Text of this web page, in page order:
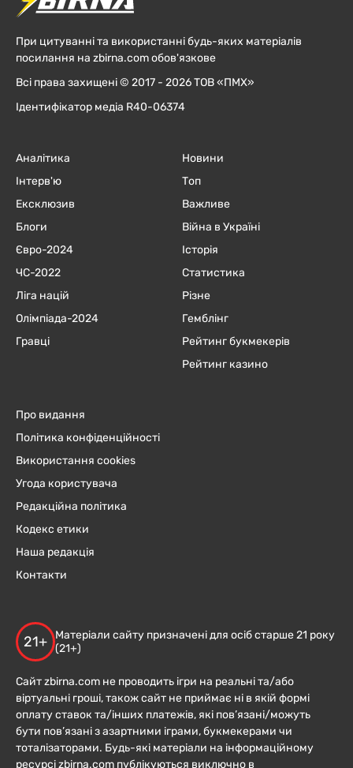
При цитуванні та використанні будь-яких матеріалів
посилання на zbirna.com обов'язкове
Всі права захищені © 2017 - 2026 ТОВ «ПМХ»
Ідентифікатор медіа R40-06374
Аналітика
Інтерв'ю
Ексклюзив
Блоги
Євро-2024
ЧC-2022
Ліга націй
Олімпіада-2024
Гравці
Новини
Топ
Важливе
Війна в Україні
Історія
Статистика
Різне
Гемблінг
Рейтинг букмекерів
Рейтинг казино
Про видання
Політика конфіденційності
Використання cookies
Угода користувача
Редакційна політика
Кодекс етики
Наша редакція
Контакти
21+
Матеріали сайту призначені для осіб старше 21 року
(21+)
Сайт zbirna.com не проводить ігри на реальні та/або
віртуальні гроші, також сайт не приймає ні в якій формі
оплату ставок та/інших платежів, які пов’язані/можуть
бути пов’язані з азартними іграми, букмекерами чи
тоталізаторами. Будь-які матеріали на інформаційному
ресурсі zbirna.com публікуються виключно в